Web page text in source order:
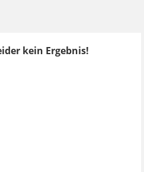
kein Ergebnis!